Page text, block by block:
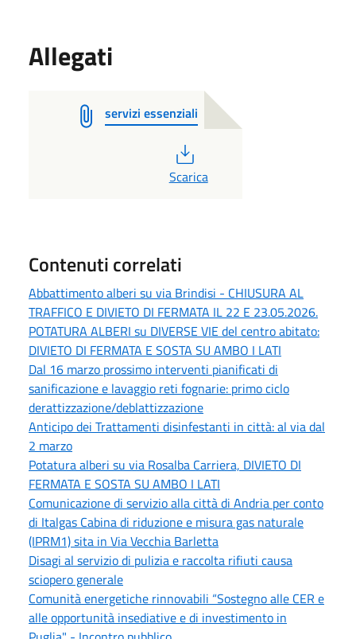
Allegati
servizi essenziali
Scarica
Contenuti correlati
Abbattimento alberi su via Brindisi - CHIUSURA AL
TRAFFICO E DIVIETO DI FERMATA IL 22 E 23.05.2026.
POTATURA ALBERI su DIVERSE VIE del centro abitato:
DIVIETO DI FERMATA E SOSTA SU AMBO I LATI
Dal 16 marzo prossimo interventi pianificati di
sanificazione e lavaggio reti fognarie: primo ciclo
derattizzazione/deblattizzazione
Anticipo dei Trattamenti disinfestanti in città: al via dal
2 marzo
Potatura alberi su via Rosalba Carriera, DIVIETO DI
FERMATA E SOSTA SU AMBO I LATI
Comunicazione di servizio alla città di Andria per conto
di Italgas Cabina di riduzione e misura gas naturale
(IPRM1) sita in Via Vecchia Barletta
Disagi al servizio di pulizia e raccolta rifiuti causa
sciopero generale
Comunità energetiche rinnovabili “Sostegno alle CER e
alle opportunità insediative e di investimento in